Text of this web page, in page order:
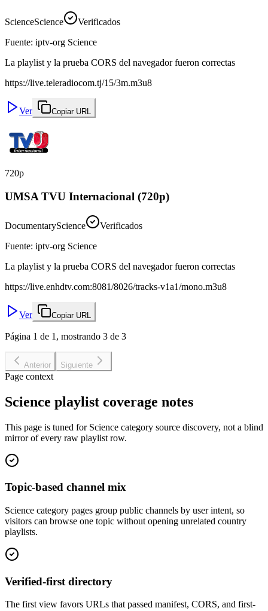
ScienceScience
Verificados
Fuente: iptv-org Science
La playlist y la prueba CORS del navegador fueron correctas
https://live.teleradiocom.tj/15/3m.m3u8
Ver Copiar URL
720p
UMSA TVU Internacional (720p)
DocumentaryScience
Verificados
Fuente: iptv-org Science
La playlist y la prueba CORS del navegador fueron correctas
https://live.enhdtv.com:8081/8026/tracks-v1a1/mono.m3u8
Ver Copiar URL
Página 1 de 1, mostrando 3 de 3
Anterior Siguiente
Page context
Science playlist coverage notes
This page is tuned for Science category source discovery, not a blind
mirror of every raw playlist row.
Topic-based channel mix
Science category pages group public channels by user intent, so
visitors can browse one topic without opening unrelated country
playlists.
Verified-first directory
The first view favors URLs that passed manifest, CORS, and first-